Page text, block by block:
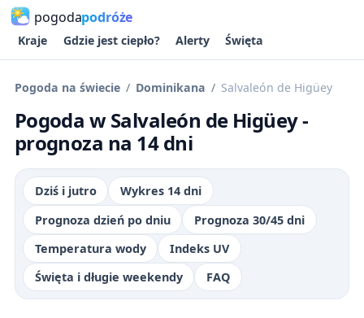
pogodapodróże
Kraje Gdzie jest ciepło? Alerty Święta
Pogoda na świecie Dominikana Salvaleón de Higüey
Pogoda w Salvaleón de Higüey -
prognoza na 14 dni
Dziś i jutro
Wykres 14 dni
Prognoza dzień po dniu
Prognoza 30/45 dni
Temperatura wody
Indeks UV
Święta i długie weekendy
FAQ